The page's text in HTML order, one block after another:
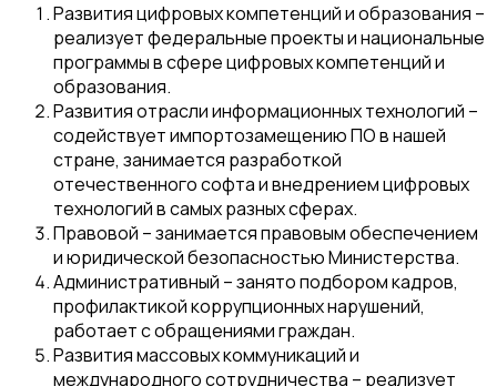
Развития цифровых компетенций и образования –
реализует федеральные проекты и национальные
программы в сфере цифровых компетенций и
образования.
Развития отрасли информационных технологий –
содействует импортозамещению ПО в нашей
стране, занимается разработкой
отечественного софта и внедрением цифровых
технологий в самых разных сферах.
Правовой – занимается правовым обеспечением
и юридической безопасностью Министерства.
Административный – занято подбором кадров,
профилактикой коррупционных нарушений,
работает с обращениями граждан.
Развития массовых коммуникаций и
международного сотрудничества – реализует